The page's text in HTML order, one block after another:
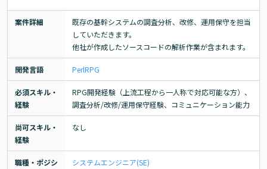
案件詳細
既存の基幹システムの調査分析、改修、運用保守を担当
していただきます。
他社が作成したソースコードの解析作業が含まれます。
開発言語 PerlRPG
必須スキル・
経験
RPG開発経験（上流工程から一人称で対応可能な方）、
調査分析/改修/運用保守経験、コミュニケーション能力
尚可スキル・
経験
なし
職種・ポジシ
システムエンジニア(SE)